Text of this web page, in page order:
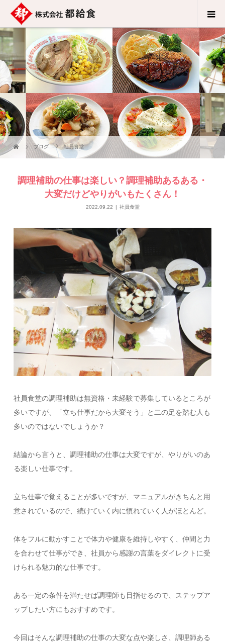
ブログ 社員食堂
調理補助の仕事は楽しい？調理補助あるある・
大変だけどやりがいもたくさん！
2022.09.22 社員食堂
社員食堂の調理補助は無資格・未経験で募集しているところが
多いですが、「立ち仕事だから大変そう」と二の足を踏む人も
多いのではないでしょうか？
結論から言うと、調理補助の仕事は大変ですが、やりがいのあ
る楽しい仕事です。
立ち仕事で覚えることが多いですが、マニュアルがきちんと用
意されているので、続けていく内に慣れていく人がほとんど。
体をフルに動かすことで体力や健康を維持しやすく、仲間と力
を合わせて仕事ができ、社員から感謝の言葉をダイレクトに受
けられる魅力的な仕事です。
ある一定の条件を満たせば調理師も目指せるので、ステップア
ップしたい方にもおすすめです。
今回はそんな調理補助の仕事の大変な点や楽しさ、調理師ある